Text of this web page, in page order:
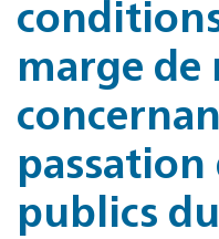
marge
passation
publics